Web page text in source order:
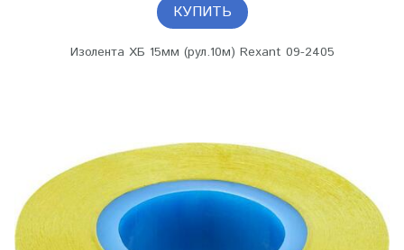
КУПИТЬ
Изолента ХБ 15мм (рул.10м) Rexant 09-2405